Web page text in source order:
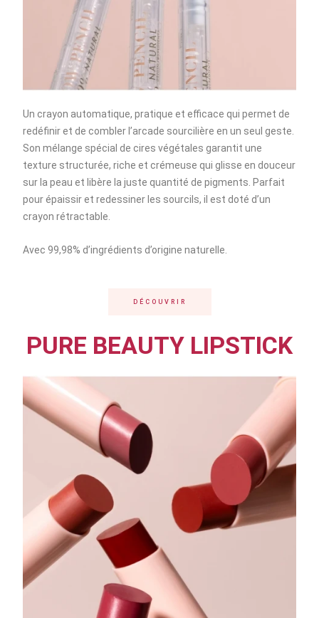
Un crayon automatique, pratique et efficace qui permet de
redéfinir et de combler l’arcade sourcilière en un seul geste.
Son mélange spécial de cires végétales garantit une
texture structurée, riche et crémeuse qui glisse en douceur
sur la peau et libère la juste quantité de pigments. Parfait
pour épaissir et redessiner les sourcils, il est doté d’un
crayon rétractable.
Avec 99,98% d’ingrédients d’origine naturelle.
DÉCOUVRIR
PURE BEAUTY LIPSTICK